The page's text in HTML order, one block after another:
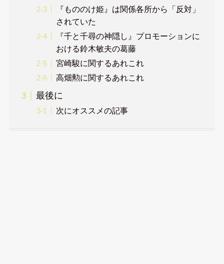
『もののけ姫』は関係各所から「反対」
されていた
『千と千尋の神隠し』プロモーションに
おける鈴木敏夫の葛藤
宮崎駿に関するあれこれ
高畑勲に関するあれこれ
最後に
次にオススメの記事